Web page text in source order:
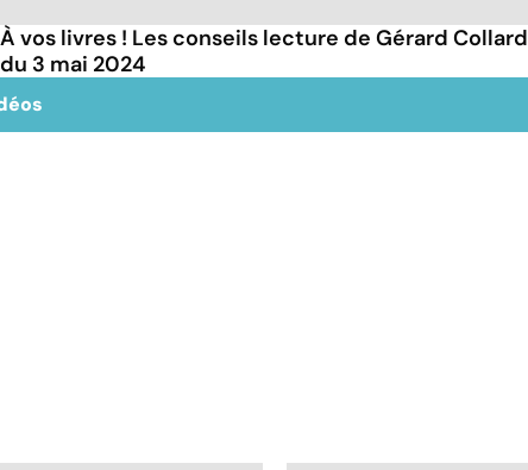
À vos livres ! Les conseils lecture de Gérard Collard
du 3 mai 2024